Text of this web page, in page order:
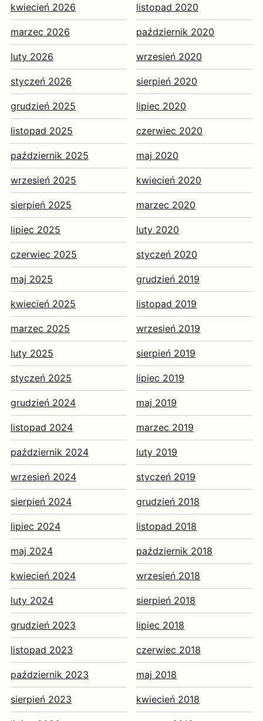
kwiecień 2026
marzec 2026
luty 2026
styczeń 2026
grudzień 2025
listopad 2025
październik 2025
wrzesień 2025
sierpień 2025
lipiec 2025
czerwiec 2025
maj 2025
kwiecień 2025
marzec 2025
luty 2025
styczeń 2025
grudzień 2024
listopad 2024
październik 2024
wrzesień 2024
sierpień 2024
lipiec 2024
maj 2024
kwiecień 2024
luty 2024
grudzień 2023
listopad 2023
październik 2023
sierpień 2023
listopad 2020
październik 2020
wrzesień 2020
sierpień 2020
lipiec 2020
czerwiec 2020
maj 2020
kwiecień 2020
marzec 2020
luty 2020
styczeń 2020
grudzień 2019
listopad 2019
wrzesień 2019
sierpień 2019
lipiec 2019
maj 2019
marzec 2019
luty 2019
styczeń 2019
grudzień 2018
listopad 2018
październik 2018
wrzesień 2018
sierpień 2018
lipiec 2018
czerwiec 2018
maj 2018
kwiecień 2018